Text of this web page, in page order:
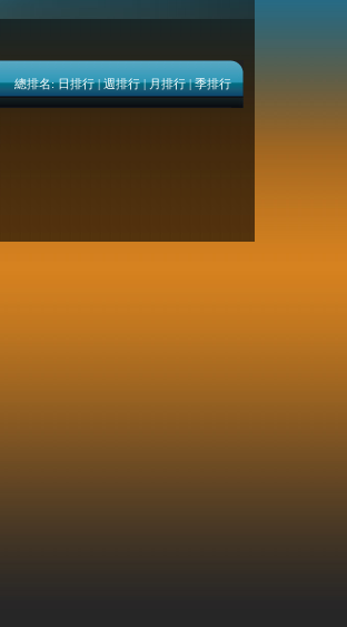
總排名:日排行|週排行|月排行|季排行